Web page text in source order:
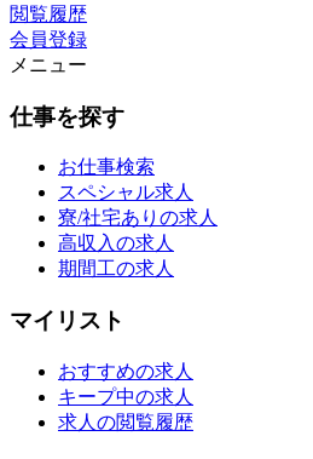
閲覧履歴
会員登録
メニュー
仕事を探す
お仕事検索
スペシャル求人
寮/社宅ありの求人
高収入の求人
期間工の求人
マイリスト
おすすめの求人
キープ中の求人
求人の閲覧履歴